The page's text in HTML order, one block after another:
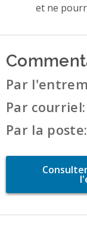
et ne
Par
Par courriel
Par la poste